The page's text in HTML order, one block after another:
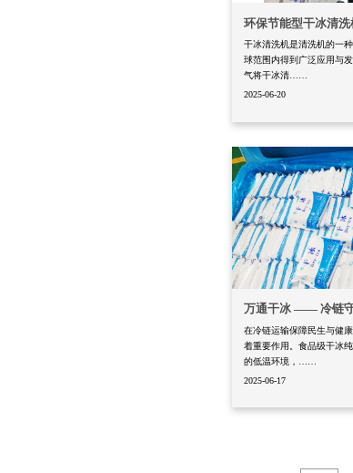
环保节能型干冰清
干冰清洗机是清洗机的一
球范围内得到广泛应用与
气将干冰清……
2025-06-20
万通干冰 —— 冷链
在冷链运输保障民生与健
着重要作用。食品级干冰
的低温环境，……
2025-06-17